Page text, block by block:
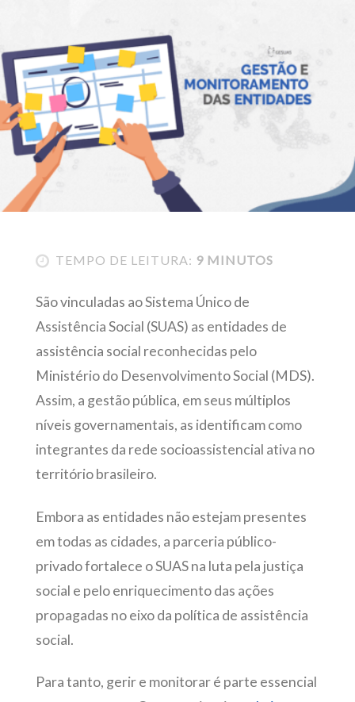
TEMPO DE LEITURA: 9 MINUTOS
São vinculadas ao Sistema Único de
Assistência Social (SUAS) as entidades de
assistência social reconhecidas pelo
Ministério do Desenvolvimento Social (MDS).
Assim, a gestão pública, em seus múltiplos
níveis governamentais, as identificam como
integrantes da rede socioassistencial ativa no
território brasileiro.
Embora as entidades não estejam presentes
em todas as cidades, a parceria público-
privado fortalece o SUAS na luta pela justiça
social e pelo enriquecimento das ações
propagadas no eixo da política de assistência
social.
Para tanto, gerir e monitorar é parte essencial